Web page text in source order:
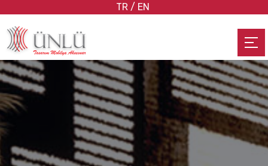
TR/ EN
ANA SAYFA
HAKKIMIZDA
ÜRÜNLERİMİZ
ONLİNE KATALOG
İLETİŞİM